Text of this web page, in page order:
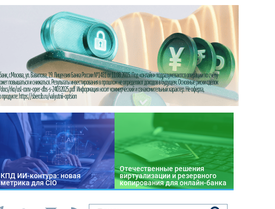
КПД ИИ-контура: новая
метрика для CIO
Отечественные решения
виртуализации и резервного
копирования для онлайн-банка